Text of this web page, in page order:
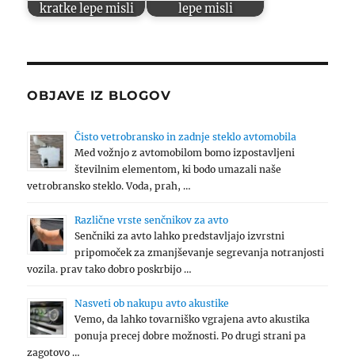
kratke lepe misli lepe misli
OBJAVE IZ BLOGOV
Čisto vetrobransko in zadnje steklo avtomobila
Med vožnjo z avtomobilom bomo izpostavljeni
številnim elementom, ki bodo umazali naše
vetrobransko steklo. Voda, prah, …
Različne vrste senčnikov za avto
Senčniki za avto lahko predstavljajo izvrstni
pripomoček za zmanjševanje segrevanja notranjosti
vozila. prav tako dobro poskrbijo …
Nasveti ob nakupu avto akustike
Vemo, da lahko tovarniško vgrajena avto akustika
ponuja precej dobre možnosti. Po drugi strani pa
zagotovo …